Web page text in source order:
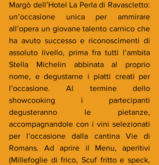
Margò dell’Hotel La Perla di Ravascletto:
un’occasione unica per ammirare
all’opera un giovane talento carnico che
ha avuto successo e riconoscimenti di
assoluto livello, prima fra tutti l’ambita
Stella Michelin abbinata al proprio
nome, e degustarne i piatti creati per
l’occasione. Al termine dello
showcooking i partecipanti
degusteranno le pietanze,
accompagnandole con i vini selezionati
per l’occasione dalla cantina Vie di
Romans. Ad aprire il Menu, aperitivi
(Millefoglie di frico, Scuf fritto e speck,